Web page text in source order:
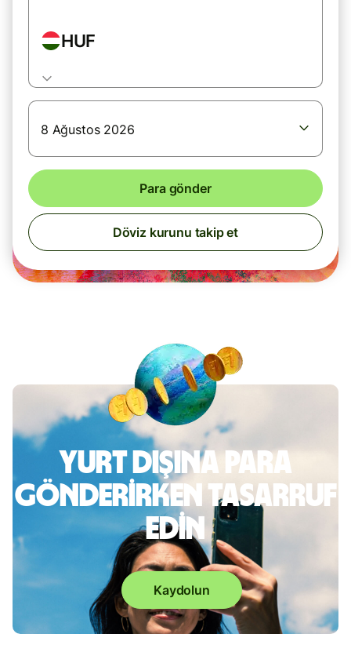
HUF
8 Ağustos 2026
Para gönder
Döviz kurunu takip et
Yurt dışına para
gönderirken tasarruf
edin
Kaydolun